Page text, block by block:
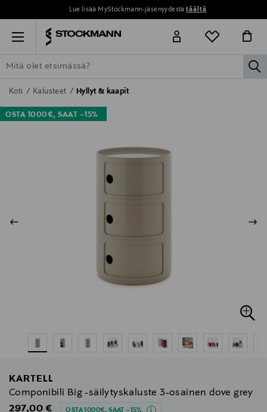
Lue lisää MyStockmann-jäsenyydestätäältä
Menu
ETSI KAIKKI NAISET MIEHET
Koti Kalusteet Hyllyt & kaapit
OSTA 1000€, SAAT –15%
KARTELL
Componibili Big -säilytyskaluste 3-osainen dove grey
Original Price
297,00 € OSTA 1000€, SAAT –15%